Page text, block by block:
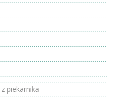
piekarnika